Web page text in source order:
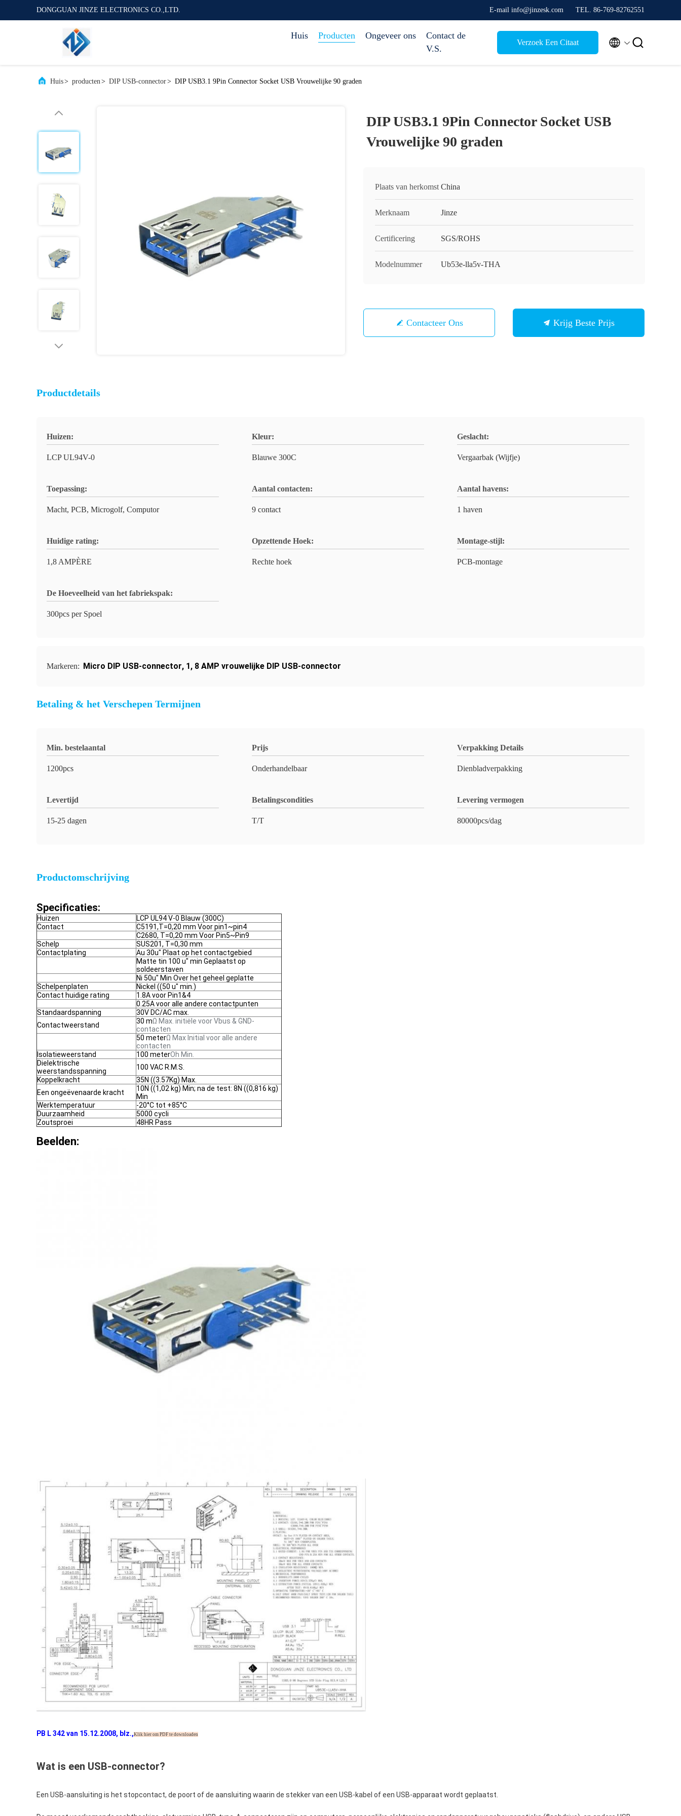
DONGGUAN JINZE ELECTRONICS CO.,LTD. E-mail info@jinzesk.com TEL. 86-769-82762551
Huis Producten Ongeveer ons
Contact de
V.S.
Verzoek Een Citaat  
Huis> producten> DIP USB-connector> DIP USB3.1 9Pin Connector Socket USB Vrouwelijke 90 graden
DIP USB3.1 9Pin Connector Socket USB
Vrouwelijke 90 graden
Plaats van herkomst China
Merknaam Jinze
Certificering SGS/ROHS
Modelnummer Ub53e-lla5v-THA
Contacteer Ons Krijg Beste Prijs
Productdetails
Huizen:
LCP UL94V-0
Kleur:
Blauwe 300C
Geslacht:
Vergaarbak (Wijfje)
Toepassing:
Macht, PCB, Microgolf, Computor
Aantal contacten:
9 contact
Aantal havens:
1 haven
Huidige rating:
1,8 AMPÈRE
Opzettende Hoek:
Rechte hoek
Montage-stijl:
PCB-montage
De Hoeveelheid van het fabriekspak:
300pcs per Spoel
Markeren: Micro DIP USB-connector, 1, 8 AMP vrouwelijke DIP USB-connector
Betaling & het Verschepen Termijnen
Min. bestelaantal
1200pcs
Prijs
Onderhandelbaar
Verpakking Details
Dienbladverpakking
Levertijd
15-25 dagen
Betalingscondities
T/T
Levering vermogen
80000pcs/dag
Productomschrijving
Specificaties:
Huizen
LCP UL94 V-0 Blauw (300C)
Contact
C5191,T=0,20 mm Voor pin1~pin4
C2680, T=0,20 mm Voor Pin5~Pin9
Schelp
SUS201, T=0,30 mm
Contactplating
Au 30u" Plaat op het contactgebied
Matte tin 100 u" min Geplaatst op
soldeerstaven
Ni 50u" Min Over het geheel geplatte
Schelpenplaten
Nickel ((50 u" min.)
Contact huidige rating
1.8A voor Pin1&4
0.25A voor alle andere contactpunten
Standaardspanning
30V DC/AC max.
Contactweerstand
30 mΩ Max. initiële voor Vbus & GND-
contacten
50 meterΩ Max Initial voor alle andere
contacten
Isolatieweerstand
100 meterOh Min.
Dielektrische
weerstandsspanning
100 VAC R.M.S.
Koppelkracht
35N ((3.57Kg) Max.
Een ongeëvenaarde kracht
10N ((1,02 kg) Min; na de test: 8N ((0,816 kg)
Min
Werktemperatuur
-20°C tot +85°C
Duurzaamheid
5000 cycli
Zoutsproei
48HR Pass
Beelden:
PB L 342 van 15.12.2008, blz.,Klik hier om PDF te downloaden
Wat is een USB-connector?
Een USB-aansluiting is het stopcontact, de poort of de aansluiting waarin de stekker van een USB-kabel of een USB-apparaat wordt geplaatst.